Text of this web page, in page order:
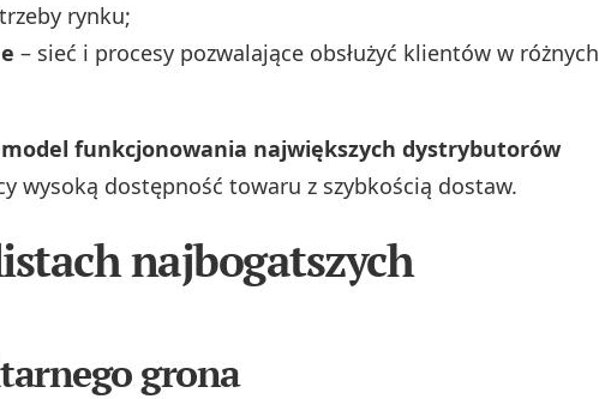
rynku;
– sieć i procesy pozwalające obsłużyć klientów w różnych
funkcjonowania największych dystrybutorów
wysoką dostępność towaru z szybkością dostaw.
najbogatszych
grona